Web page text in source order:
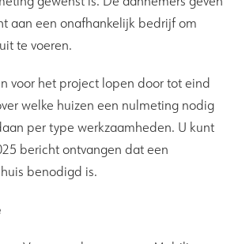
aan een onafhankelijk bedrijf om
te voeren.
voor het project lopen door tot eind
welke huizen een nulmeting nodig
per type werkzaamheden. U kunt
bericht ontvangen dat een
benodigd is.